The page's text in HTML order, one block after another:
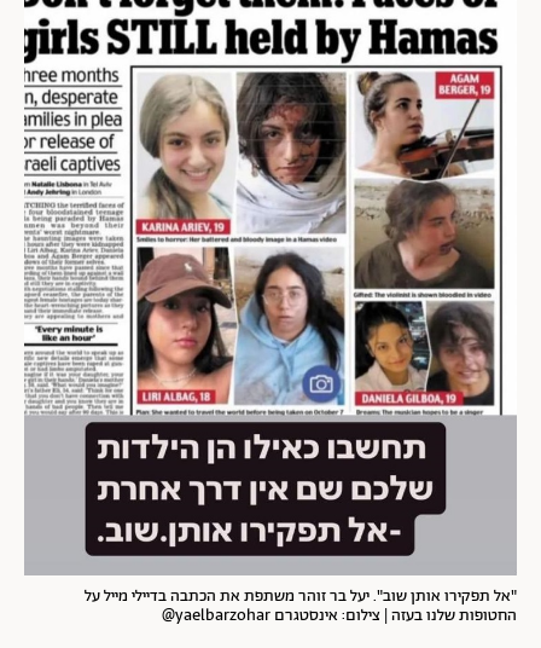
"אל תפקירו אותן שוב". יעל בר זוהר משתפת את הכתבה בדיילי מייל על
החטופות שלנו בעזה | צילום: אינסטגרם yaelbarzohar@